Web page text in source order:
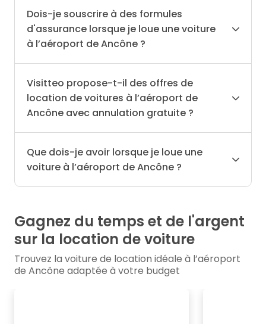
Dois-je souscrire à des formules
d'assurance lorsque je loue une voiture
à l’aéroport de Ancône ?
Visitteo propose-t-il des offres de
location de voitures à l’aéroport de
Ancône avec annulation gratuite ?
Que dois-je avoir lorsque je loue une
voiture à l’aéroport de Ancône ?
Gagnez du temps et de l'argent
sur la location de voiture
Trouvez la voiture de location idéale à l’aéroport
de Ancône adaptée à votre budget